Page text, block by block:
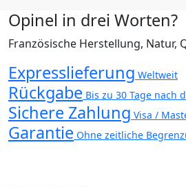
Opinel in drei Worten?
Französische Herstellung, Natur,
Expresslieferung Weltweit
Rückgabe Bis zu 30 Tage nach
Sichere Zahlung Visa /
Garantie Ohne zeitliche